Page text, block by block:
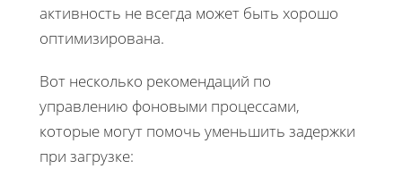
активность не всегда может быть хорошо
оптимизирована.
Вот несколько рекомендаций по
управлению фоновыми процессами,
которые могут помочь уменьшить задержки
при загрузке: